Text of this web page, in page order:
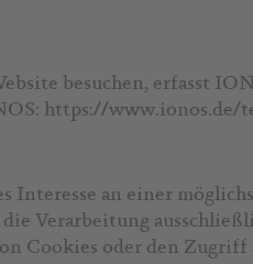
besuchen, erfasst
https://www.ionos.de/
Interesse an einer
Verarbeitung
Cookies oder den Zugriff